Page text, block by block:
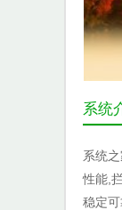
系统
系统
性能,
稳定